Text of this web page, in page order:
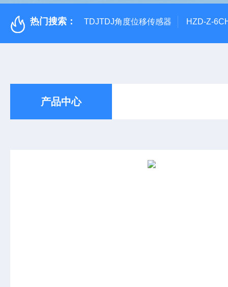
热门搜索： TDJTDJ角度位移传感器 HZD-Z-
产品中心